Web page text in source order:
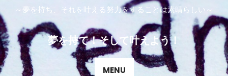
to
content
～夢を持ち、それを叶える努力をすることは素晴らしい～
夢を持て！そして叶えよう！
MENU